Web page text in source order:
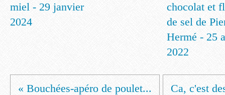
miel - 29 janvier
2024
chocolat et
de sel de
Hermé - 25
2022
« Bouchées-apéro de poulet... Ca, c'est